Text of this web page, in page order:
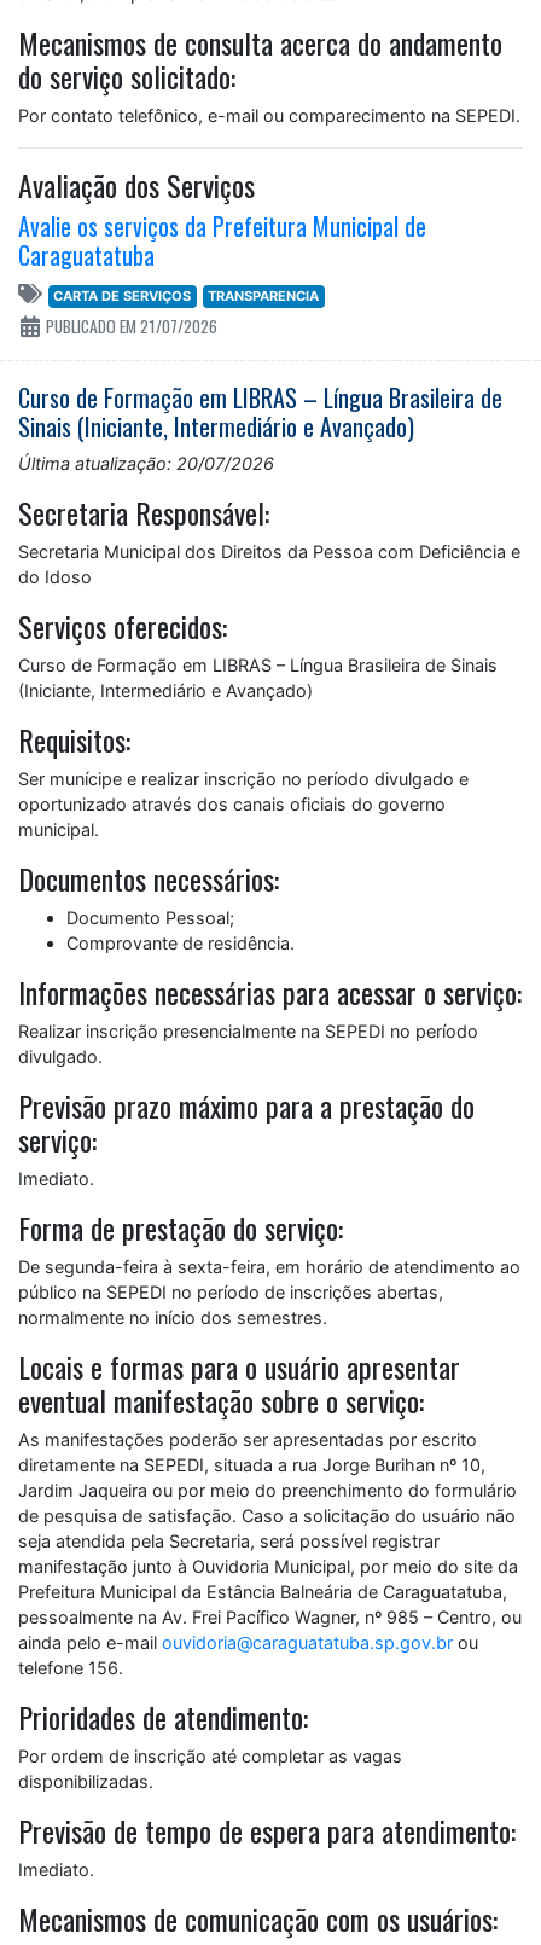
Mecanismos de consulta acerca do andamento
do serviço solicitado:
Por contato telefônico, e-mail ou comparecimento na SEPEDI.
Avaliação dos Serviços
Avalie os serviços da Prefeitura Municipal de
Caraguatatuba
CARTA DE SERVIÇOS TRANSPARENCIA
PUBLICADO EM 21/07/2026
Curso de Formação em LIBRAS – Língua Brasileira de
Sinais (Iniciante, Intermediário e Avançado)
Última atualização: 20/07/2026
Secretaria Responsável:
Secretaria Municipal dos Direitos da Pessoa com Deficiência e
do Idoso
Serviços oferecidos:
Curso de Formação em LIBRAS – Língua Brasileira de Sinais
(Iniciante, Intermediário e Avançado)
Requisitos:
Ser munícipe e realizar inscrição no período divulgado e
oportunizado através dos canais oficiais do governo
municipal.
Documentos necessários:
Documento Pessoal;
Comprovante de residência.
Informações necessárias para acessar o serviço:
Realizar inscrição presencialmente na SEPEDI no período
divulgado.
Previsão prazo máximo para a prestação do
serviço:
Imediato.
Forma de prestação do serviço:
De segunda-feira à sexta-feira, em horário de atendimento ao
público na SEPEDI no período de inscrições abertas,
normalmente no início dos semestres.
Locais e formas para o usuário apresentar
eventual manifestação sobre o serviço:
As manifestações poderão ser apresentadas por escrito
diretamente na SEPEDI, situada a rua Jorge Burihan nº 10,
Jardim Jaqueira ou por meio do preenchimento do formulário
de pesquisa de satisfação. Caso a solicitação do usuário não
seja atendida pela Secretaria, será possível registrar
manifestação junto à Ouvidoria Municipal, por meio do site da
Prefeitura Municipal da Estância Balneária de Caraguatatuba,
pessoalmente na Av. Frei Pacífico Wagner, nº 985 – Centro, ou
ainda pelo e-mail ouvidoria@caraguatatuba.sp.gov.br ou
telefone 156.
Prioridades de atendimento:
Por ordem de inscrição até completar as vagas
disponibilizadas.
Previsão de tempo de espera para atendimento:
Imediato.
Mecanismos de comunicação com os usuários: